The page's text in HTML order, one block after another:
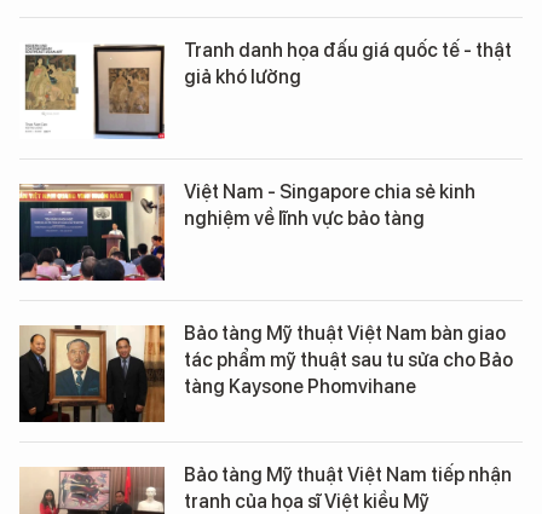
Tranh danh họa đấu giá quốc tế - thật
giả khó lường
Việt Nam - Singapore chia sẻ kinh
nghiệm về lĩnh vực bảo tàng
Bảo tàng Mỹ thuật Việt Nam bàn giao
tác phẩm mỹ thuật sau tu sửa cho Bảo
tàng Kaysone Phomvihane
Bảo tàng Mỹ thuật Việt Nam tiếp nhận
tranh của họa sĩ Việt kiều Mỹ